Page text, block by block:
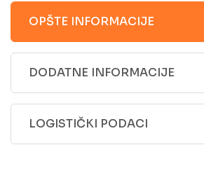
OPŠTE INFORMACIJE
DODATNE INFORMACIJE
LOGISTIČKI PODACI